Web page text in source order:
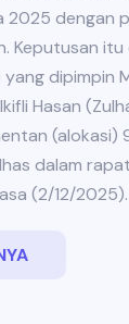
2025 dengan
Keputusan
yang dipimpin
Hasan
(alokasi)
dalam
(2/12/2025).